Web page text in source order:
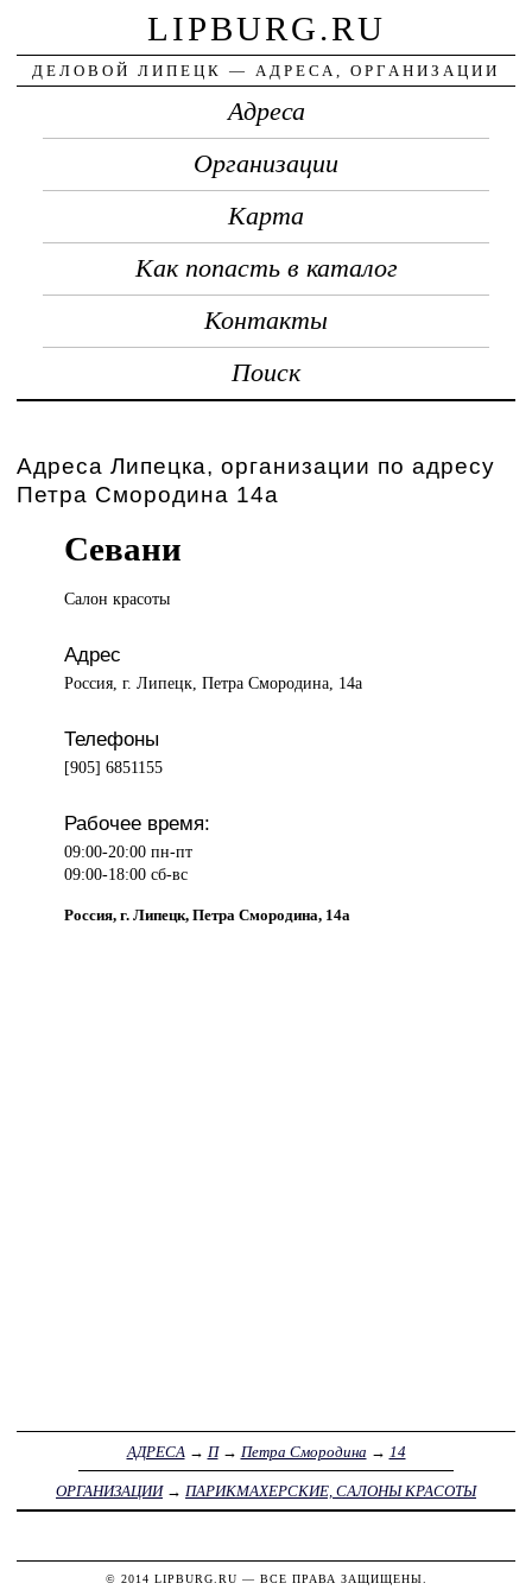
LIPBURG.RU
ДЕЛОВОЙ ЛИПЕЦК — АДРЕСА, ОРГАНИЗАЦИИ
Адреса
Организации
Карта
Как попасть в каталог
Контакты
Поиск
Адреса Липецка, организации по адресу
Петра Смородина 14а
Севани
Салон красоты
Адрес
Россия, г. Липецк, Петра Смородина, 14а
Телефоны
[905] 6851155
Рабочее время:
09:00-20:00 пн-пт
09:00-18:00 сб-вс
Россия, г. Липецк, Петра Смородина, 14а
АДРЕСА → П→ Петра Смородина → 14
ОРГАНИЗАЦИИ→ ПАРИКМАХЕРСКИЕ, САЛОНЫ КРАСОТЫ
© 2014 LIPBURG.RU — ВСЕ ПРАВА ЗАЩИЩЕНЫ.